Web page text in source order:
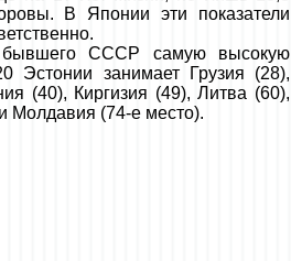
В Японии эти показатели
СССР самую высокую
Эстонии занимает Грузия (28),
(40), Киргизия (49), Литва (60),
Молдавия (74-е место).